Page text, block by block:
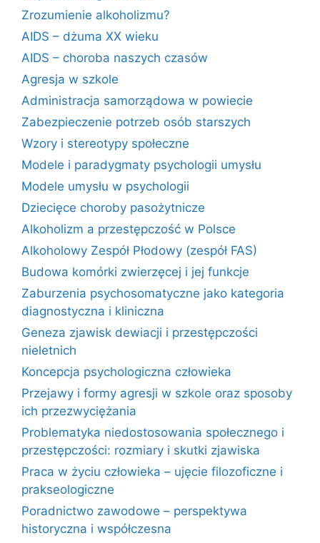
Zrozumienie alkoholizmu?
AIDS – dżuma XX wieku
AIDS – choroba naszych czasów
Agresja w szkole
Administracja samorządowa w powiecie
Zabezpieczenie potrzeb osób starszych
Wzory i stereotypy społeczne
Modele i paradygmaty psychologii umysłu
Modele umysłu w psychologii
Dziecięce choroby pasożytnicze
Alkoholizm a przestępczość w Polsce
Alkoholowy Zespół Płodowy (zespół FAS)
Budowa komórki zwierzęcej i jej funkcje
Zaburzenia psychosomatyczne jako kategoria
diagnostyczna i kliniczna
Geneza zjawisk dewiacji i przestępczości
nieletnich
Koncepcja psychologiczna człowieka
Przejawy i formy agresji w szkole oraz sposoby
ich przezwyciężania
Problematyka niedostosowania społecznego i
przestępczości: rozmiary i skutki zjawiska
Praca w życiu człowieka – ujęcie filozoficzne i
prakseologiczne
Poradnictwo zawodowe – perspektywa
historyczna i współczesna